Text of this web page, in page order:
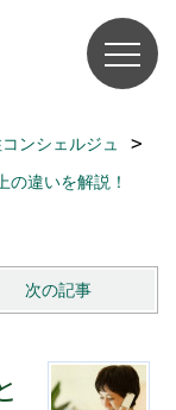
ンシェルジュ
の違いを解説！
次の記事